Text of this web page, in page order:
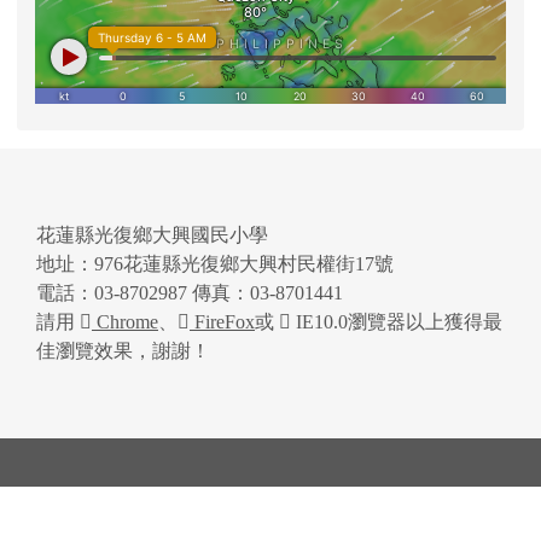
花蓮縣光復鄉大興國民小學
地址：976花蓮縣光復鄉大興村民權街17號
電話：03-8702987 傳真：03-8701441
請用
Chrome FireFox或
IE10.0瀏覽器以上獲得最
佳瀏覽效果，謝謝！